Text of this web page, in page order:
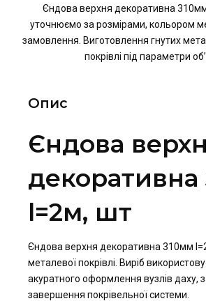
Єндова верхня декоративна
уточнюємо за розмірами, кольором
замовлення. Виготовлення гнутих
покрівлі під параметри
Опис
Єндова
декоративна
l=2м, шт
Єндова верхня декоративна 310мм
металевої покрівлі. Виріб
акуратного оформлення вузлів даху,
завершення покрівельної системи.